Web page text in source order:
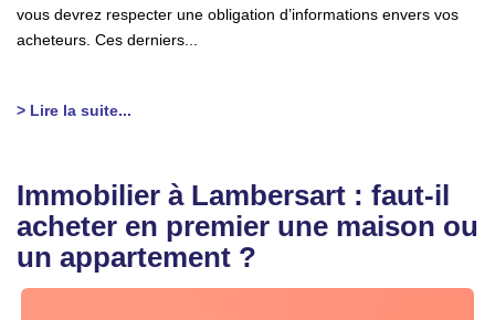
vous devrez respecter une obligation d’informations envers vos
acheteurs. Ces derniers...
> Lire la suite...
Immobilier à Lambersart : faut-il
acheter en premier une maison ou
un appartement ?